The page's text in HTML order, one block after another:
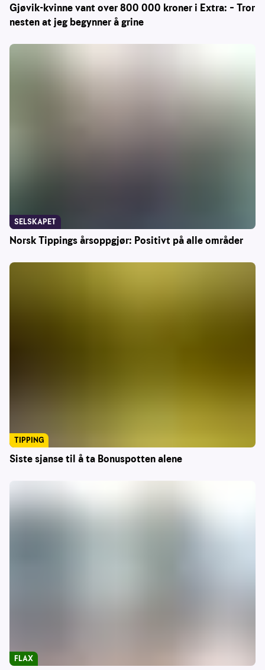
Gjøvik-kvinne vant over 800 000 kroner i Extra: – Tror
nesten at jeg begynner å grine
Norsk Tippings årsoppgjør: Positivt på alle områder
SELSKAPET
Siste sjanse til å ta Bonuspotten alene
TIPPING
FLAX